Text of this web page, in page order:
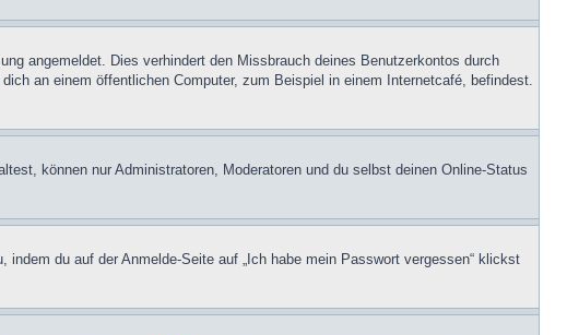
angemeldet. Dies verhindert den Missbrauch deines Benutzerkontos durch
an einem öffentlichen Computer, zum Beispiel in einem Internetcafé, befindest.
können nur Administratoren, Moderatoren und du selbst deinen Online-Status
du auf der Anmelde-Seite auf „Ich habe mein Passwort vergessen“ klickst